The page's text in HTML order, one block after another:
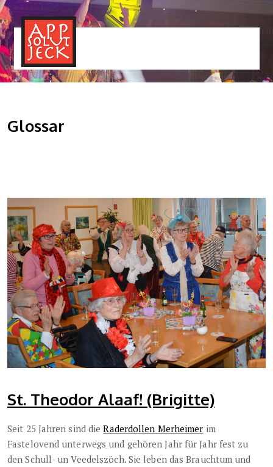
Glossar
St. Theodor Alaaf! (Brigitte)
Seit 25 Jahren sind dieRaderdollen Merheimer im
Fastelovend unterwegs und gehören Jahr für Jahr fest zu
den Schull- un Veedelszöch. Sie leben das Brauchtum und